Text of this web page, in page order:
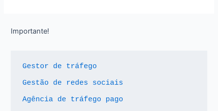
Importante!
Gestor de tráfego
Gestão de redes sociais
Agência de tráfego pago